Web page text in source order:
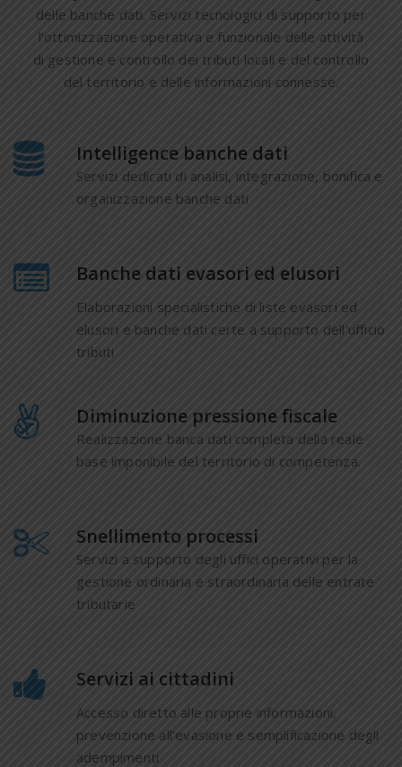
delle banche dati. Servizi tecnologici di supporto per
l’ottimizzazione operativa e funzionale delle attività
di gestione e controllo dei tributi locali e del controllo
del territorio e delle informazioni connesse.
Intelligence banche dati
Servizi dedicati di analisi, integrazione, bonifica e
organizzazione banche dati
Banche dati evasori ed elusori
Elaborazioni specialistiche di liste evasori ed
elusori e banche dati certe a supporto dell'ufficio
tributi
Diminuzione pressione fiscale
Realizzazione banca dati completa della reale
base imponibile del territorio di competenza.
Snellimento processi
Servizi a supporto degli uffici operativi per la
gestione ordinaria e straordinaria delle entrate
tributarie
Servizi ai cittadini
Accesso diretto alle proprie informazioni,
prevenzione all'evasione e semplificazione degli
adempimenti